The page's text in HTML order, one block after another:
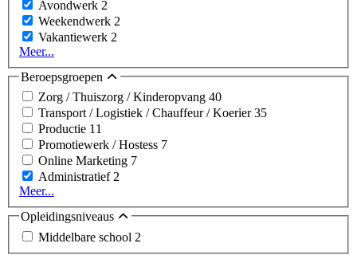
Avondwerk 2
Weekendwerk 2
Vakantiewerk 2
Meer...
Beroepsgroepen
Zorg / Thuiszorg / Kinderopvang 40
Transport / Logistiek / Chauffeur / Koerier35
Productie 11
Promotiewerk / Hostess 7
Online Marketing 7
Administratief2
Meer...
Opleidingsniveaus
Middelbare school 2